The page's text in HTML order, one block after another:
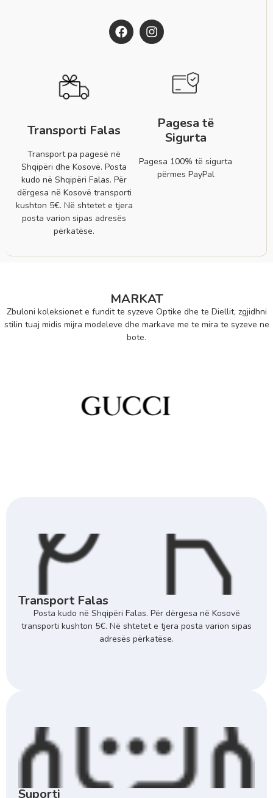
Transporti Falas
Transport pa pagesë në
Shqipëri dhe Kosovë. Posta
kudo në Shqipëri Falas. Për
dërgesa në Kosovë transporti
kushton 5€. Në shtetet e tjera
posta varion sipas adresës
përkatëse.
Pagesa të
Sigurta
Pagesa 100% të sigurta
përmes PayPal
MARKAT
Zbuloni koleksionet e fundit te syzeve Optike dhe te Diellit, zgjidhni
stilin tuaj midis mijra modeleve dhe markave me te mira te syzeve ne
bote.
Transport Falas
Posta kudo në Shqipëri Falas. Për dërgesa në Kosovë
transporti kushton 5€. Në shtetet e tjera posta varion sipas
adresës përkatëse.
Suporti